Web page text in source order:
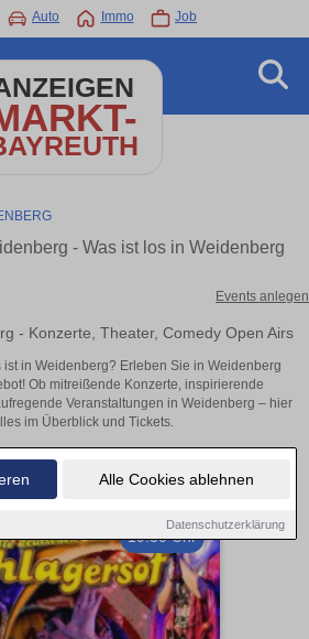
Alle Cookies ablehnen
Datenschutzerklärung
Auto Immo Job
- Was ist los in Weidenberg
Events anlegen
- Konzerte, Theater, Comedy Open Airs
in Weidenberg? Erleben Sie in Weidenberg
Ob mitreißende Konzerte, inspirierende
Veranstaltungen in Weidenberg – hier
im Überblick und Tickets.
19:30 Uhr